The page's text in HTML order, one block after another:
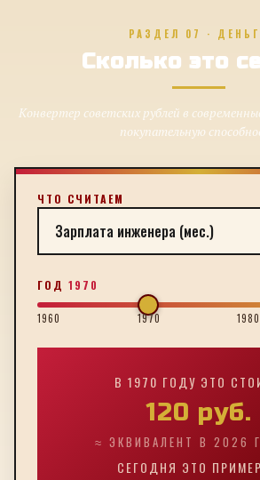
РАЗДЕЛ 07 ·
Сколько это
Конвертер советских рублей в
покупательную
ЧТО СЧИТАЕМ
ГОД 1970
1960 1970 1980
В 1970 ГОДУ ЭТО
120 руб.
≈ ЭКВИВАЛЕНТ В 2026
СЕГОДНЯ ЭТО